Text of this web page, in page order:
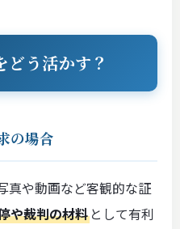
う活かす？
の場合
真や動画など客観的な証
や裁判の材料 として有利